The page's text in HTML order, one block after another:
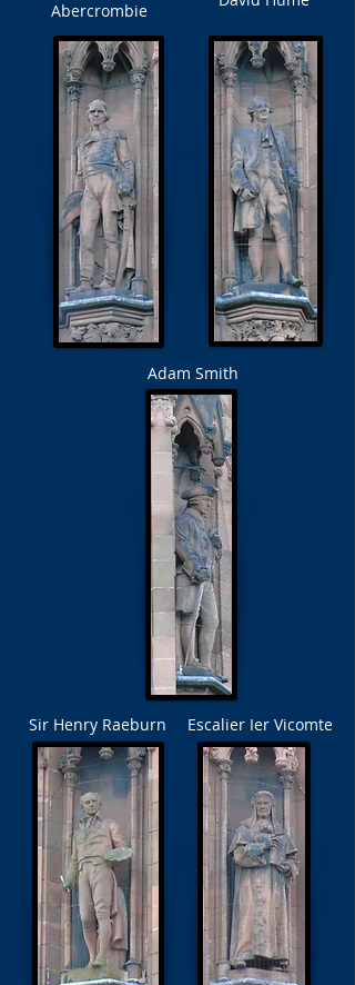
Abercrombie
Adam Smith
Sir Henry Raeburn Escalier Ier Vicomte